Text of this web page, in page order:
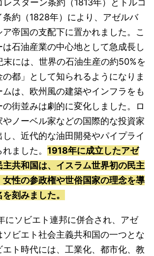
レスターン条約（1813年）とトルコ
条約（1828年）により、アゼルバ
帝国の支配下に置かれました。こ
石油産業の中心地として急成長し
末には、世界の石油生産の約50%を
都」として知られるようになりま
ムは、欧州風の建築やインフラをも
街並みは劇的に変化しました。ロ
やノーベル家などの国際的な投資家
、近代的な油田開発やパイプライ
ました。 1918年に成立したアゼ
主共和国は、イスラム世界初の民主
性の参政権や世俗国家の理念を導
刻みました。
にソビエト連邦に併合され、アゼ
ソビエト社会主義共和国の一つとな
エト時代には、工業化、都市化、教